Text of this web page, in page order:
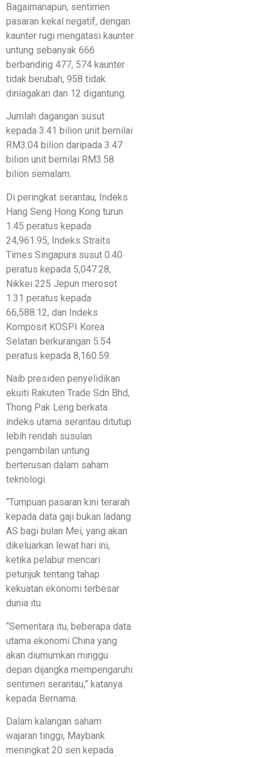
Bagaimanapun, sentimen
pasaran kekal negatif, dengan
kaunter rugi mengatasi kaunter
untung sebanyak 666
berbanding 477, 574 kaunter
tidak berubah, 958 tidak
diniagakan dan 12 digantung.
Jumlah dagangan susut
kepada 3.41 bilion unit bernilai
RM3.04 bilion daripada 3.47
bilion unit bernilai RM3.58
bilion semalam.
Di peringkat serantau, Indeks
Hang Seng Hong Kong turun
1.45 peratus kepada
24,961.95, Indeks Straits
Times Singapura susut 0.40
peratus kepada 5,047.28,
Nikkei 225 Jepun merosot
1.31 peratus kepada
66,588.12, dan Indeks
Komposit KOSPI Korea
Selatan berkurangan 5.54
peratus kepada 8,160.59.
Naib presiden penyelidikan
ekuiti Rakuten Trade Sdn Bhd,
Thong Pak Leng berkata
indeks utama serantau ditutup
lebih rendah susulan
pengambilan untung
berterusan dalam saham
teknologi.
“Tumpuan pasaran kini terarah
kepada data gaji bukan ladang
AS bagi bulan Mei, yang akan
dikeluarkan lewat hari ini,
ketika pelabur mencari
petunjuk tentang tahap
kekuatan ekonomi terbesar
dunia itu.
“Sementara itu, beberapa data
utama ekonomi China yang
akan diumumkan minggu
depan dijangka mempengaruhi
sentimen serantau,” katanya
kepada Bernama.
Dalam kalangan saham
wajaran tinggi, Maybank
meningkat 20 sen kepada